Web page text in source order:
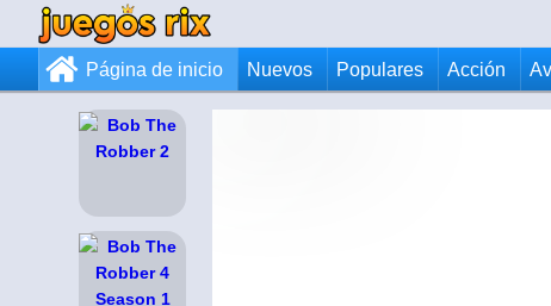
Página de inicio Nuevos Populares Acción